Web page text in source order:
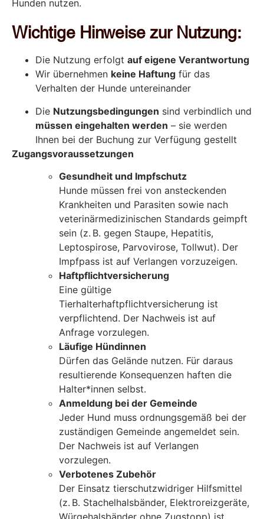
Hunden nutzen.
Wichtige Hinweise zur Nutzung:
Die Nutzung erfolgt auf eigene Verantwortung
Wir übernehmen keine Haftung für das
Verhalten der Hunde untereinander
Die Nutzungsbedingungen sind verbindlich und
müssen eingehalten werden – sie werden
Ihnen bei der Buchung zur Verfügung gestellt
Zugangsvoraussetzungen
Gesundheit und Impfschutz
Hunde müssen frei von ansteckenden
Krankheiten und Parasiten sowie nach
veterinärmedizinischen Standards geimpft
sein (z. B. gegen Staupe, Hepatitis,
Leptospirose, Parvovirose, Tollwut). Der
Impfpass ist auf Verlangen vorzuzeigen.
Haftpflichtversicherung
Eine gültige
Tierhalterhaftpflichtversicherung ist
verpflichtend. Der Nachweis ist auf
Anfrage vorzulegen.
Läufige Hündinnen
Dürfen das Gelände nutzen. Für daraus
resultierende Konsequenzen haften die
Halter*innen selbst.
Anmeldung bei der Gemeinde
Jeder Hund muss ordnungsgemäß bei der
zuständigen Gemeinde angemeldet sein.
Der Nachweis ist auf Verlangen
vorzulegen.
Verbotenes Zubehör
Der Einsatz tierschutzwidriger Hilfsmittel
(z. B. Stachelhalsbänder, Elektroreizgeräte,